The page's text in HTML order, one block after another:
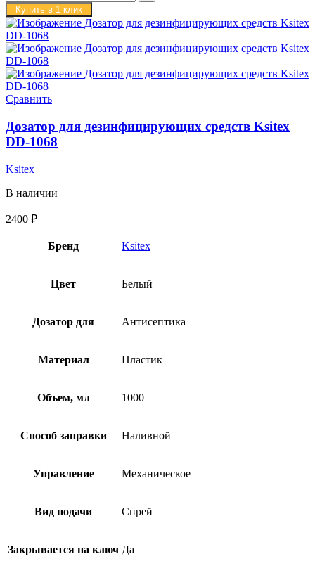
Купить в 1 клик
Сравнить
Дозатор для дезинфицирующих средств Ksitex
DD-1068
Ksitex
В наличии
2400 ₽
Бренд Ksitex
Цвет Белый
Дозатор для Антисептика
Материал Пластик
Объем, мл 1000
Способ заправки Наливной
Управление Механическое
Вид подачи Спрей
Закрывается на ключ Да